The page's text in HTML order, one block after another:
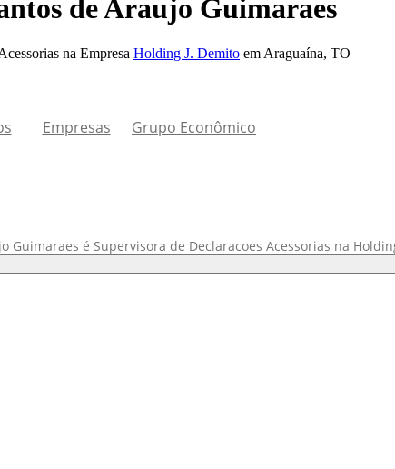
de Araujo Guimaraes
na Empresa Holding J. Demito em Araguaína, TO
Empresas Grupo Econômico
Guimaraes é Supervisora de Declaracoes Acessorias na